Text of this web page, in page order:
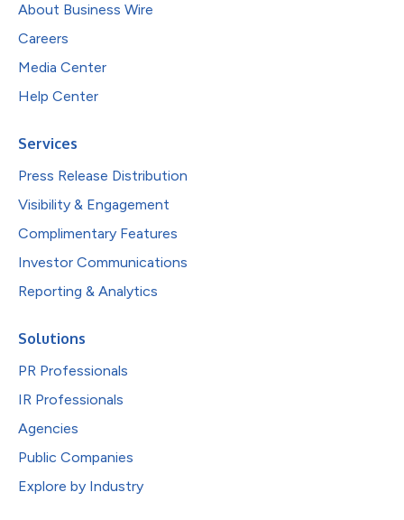
About Business Wire
Careers
Media Center
Help Center
Services
Press Release Distribution
Visibility & Engagement
Complimentary Features
Investor Communications
Reporting & Analytics
Solutions
PR Professionals
IR Professionals
Agencies
Public Companies
Explore by Industry